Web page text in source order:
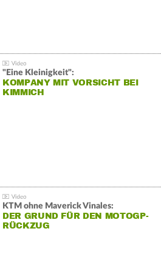
"Eine Kleinigkeit":
KOMPANY MIT VORSICHT BEI
KIMMICH
KTM ohne Maverick Vinales:
DER GRUND FÜR DEN MOTOGP-
RÜCKZUG